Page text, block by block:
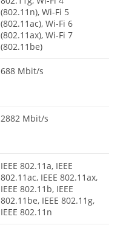
(802.11n), Wi-Fi 5
(802.11ac), Wi-Fi 6
(802.11ax), Wi-Fi 7
(802.11be)
688 Mbit/s
2882 Mbit/s
IEEE 802.11a, IEEE
802.11ac, IEEE 802.11ax,
IEEE 802.11b, IEEE
802.11be, IEEE 802.11g,
IEEE 802.11n